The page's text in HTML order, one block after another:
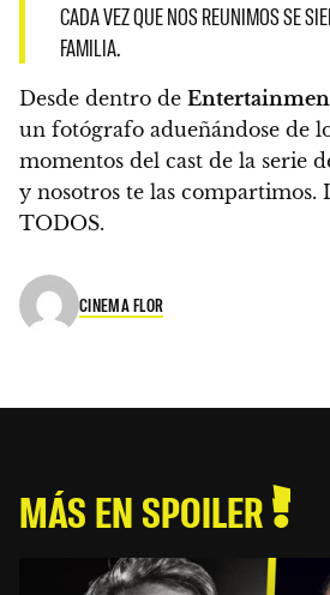
CADA VEZ QUE NOS REUNIMOS SE
FAMILIA.
Desde dentro de
un fotógrafo adueñándose de
momentos del cast de la serie
y nosotros te las compartimos.
TODOS.
CINEMA FLOR
MÁS EN SPOILER